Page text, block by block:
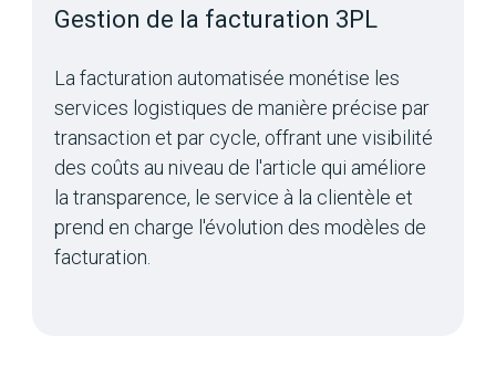
Gestion de la facturation 3PL
La facturation automatisée monétise les
services logistiques de manière précise par
transaction et par cycle, offrant une visibilité
des coûts au niveau de l'article qui améliore
la transparence, le service à la clientèle et
prend en charge l'évolution des modèles de
facturation.